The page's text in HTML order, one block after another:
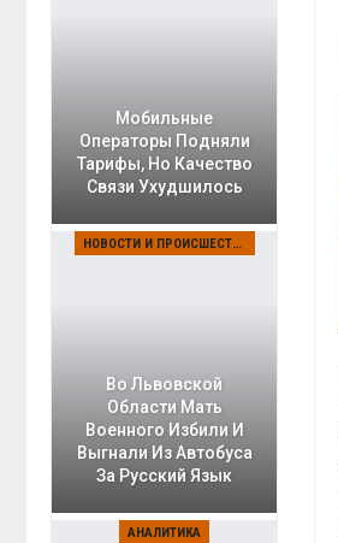
Мобильные
Операторы Подняли
Тарифы, Но Качество
Связи Ухудшилось
НОВОСТИ И ПРОИСШЕСТВИЯ
Во Львовской
Области Мать
Военного Избили И
Выгнали Из Автобуса
За Русский Язык
АНАЛИТИКА